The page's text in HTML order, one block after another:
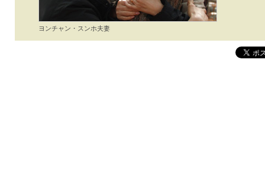
ヨンチャン・スンホ夫妻